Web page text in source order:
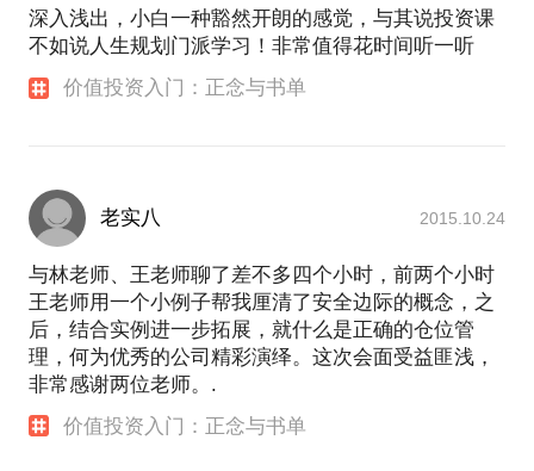
深入浅出，小白一种豁然开朗的感觉，与其说投资课
不如说人生规划门派学习！非常值得花时间听一听
价值投资入门：正念与书单
老实八 2015.10.24
与林老师、王老师聊了差不多四个小时，前两个小时
王老师用一个小例子帮我厘清了安全边际的概念，之
后，结合实例进一步拓展，就什么是正确的仓位管
理，何为优秀的公司精彩演绎。这次会面受益匪浅，
非常感谢两位老师。.
价值投资入门：正念与书单